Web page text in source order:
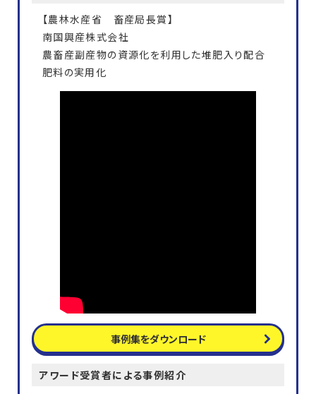
【農林水産省 畜産局長賞】
南国興産株式会社
農畜産副産物の資源化を利用した堆肥入り配合
肥料の実用化
事例集をダウンロード
アワード受賞者による事例紹介